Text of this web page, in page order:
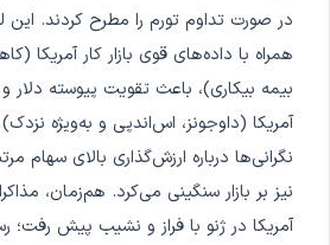
در صورت تداوم تورم را مطرح کردند. این
همراه با داده‌های قوی بازار کار
بیمه بیکاری)، باعث تقویت پیوسته
آمریکا (داوجونز، اس‌اندپی و به‌ویژه
نگرانی‌ها درباره ارزش‌گذاری بالای
نیز بر بازار سنگینی می‌کرد. هم‌زمان،
آمریکا در ژنو با فراز و نشیب پیش